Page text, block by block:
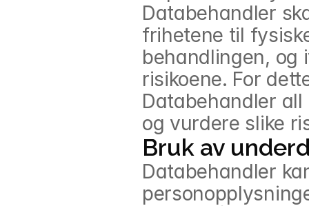
Databehandler
frihetene til
behandlingen, og
risikoene. For
Databehandler
og vurdere slike
Bruk av
Databehandler